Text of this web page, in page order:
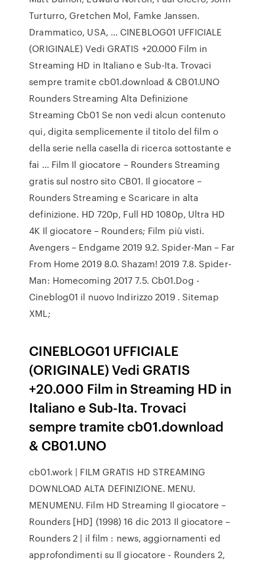
Turturro, Gretchen Mol, Famke Janssen.
Drammatico, USA, … CINEBLOG01 UFFICIALE
(ORIGINALE) Vedi GRATIS +20.000 Film in
Streaming HD in Italiano e Sub-Ita. Trovaci
sempre tramite cb01.download & CB01.UNO
Rounders Streaming Alta Definizione
Streaming Cb01 Se non vedi alcun contenuto
qui, digita semplicemente il titolo del film o
della serie nella casella di ricerca sottostante e
fai … Film Il giocatore – Rounders Streaming
gratis sul nostro sito CB01. Il giocatore –
Rounders Streaming e Scaricare in alta
definizione. HD 720p, Full HD 1080p, Ultra HD
4K Il giocatore – Rounders; Film più visti.
Avengers – Endgame 2019 9.2. Spider-Man – Far
From Home 2019 8.0. Shazam! 2019 7.8. Spider-
Man: Homecoming 2017 7.5. Cb01.Dog -
Cineblog01 il nuovo Indirizzo 2019 . Sitemap
XML;
CINEBLOG01 UFFICIALE
(ORIGINALE) Vedi GRATIS
+20.000 Film in Streaming HD in
Italiano e Sub-Ita. Trovaci
sempre tramite cb01.download
& CB01.UNO
cb01.work | FILM GRATIS HD STREAMING
DOWNLOAD ALTA DEFINIZIONE. MENU.
MENUMENU. Film HD Streaming Il giocatore –
Rounders [HD] (1998) 16 dic 2013 Il giocatore –
Rounders 2 | il film : news, aggiornamenti ed
approfondimenti su Il giocatore - Rounders 2,